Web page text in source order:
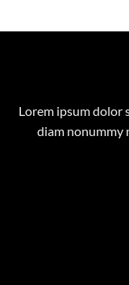
Lorem ipsum dolor
diam nonummy